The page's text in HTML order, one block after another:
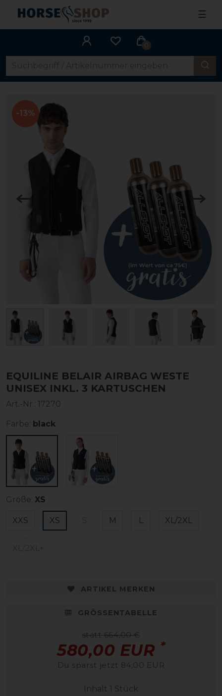
☰
0
-13%
EQUILINE BELAIR AIRBAG WESTE
UNISEX INKL. 3 KARTUSCHEN
Art.-Nr.: 17270
Farbe: black
Größe: XS
XXS XS M L XL/2XL
ARTIKEL MERKEN
GRÖSSENTABELLE
statt 664,00 €
580,00 EUR *
Du sparst jetzt 84,00 EUR
Inhalt 1 Stück